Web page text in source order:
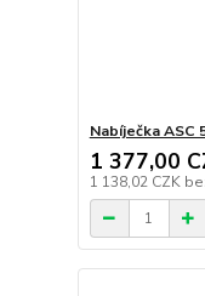
Nabíječka ASC
1 377,00
1 138,02 CZK